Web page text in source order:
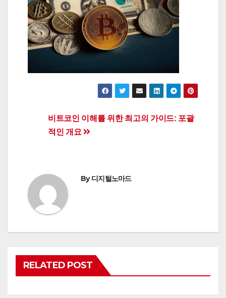
Post
navigation
비트코인 이해를 위한 최고의 가이드: 포괄
적인 개요
By디지털노마드
RELATED POST